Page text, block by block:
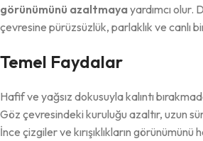
görünümünü azaltmayayardımcı olur.
çevresine pürüzsüzlük, parlaklık ve canlı
Temel Faydalar
Hafif ve yağsız dokusuyla kalıntı
Göz çevresindeki kuruluğu azaltır, uzun
İnce çizgiler ve kırışıklıkların görünümünü